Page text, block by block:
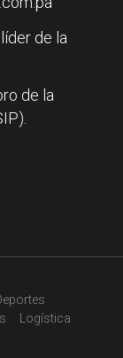
de la
de la
Logística